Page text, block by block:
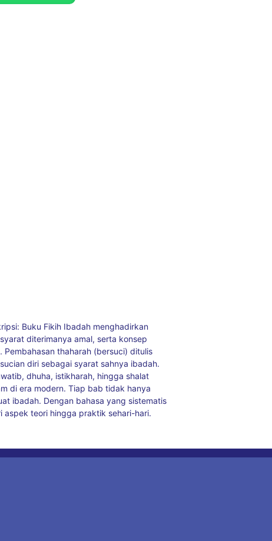
Buku Fikih Ibadah menghadirkan
diterimanya amal, serta konsep
thaharah (bersuci) ditulis
diri sebagai syarat sahnya ibadah.
dhuha, istikharah, hingga shalat
di era modern. Tiap bab tidak hanya
ibadah. Dengan bahasa yang sistematis
aspek teori hingga praktik sehari-hari.